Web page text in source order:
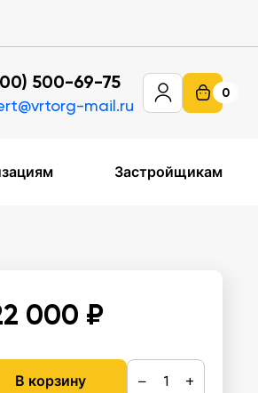
500-69-75
mail.ru
0
Застройщикам
000 ₽
В корзину − +